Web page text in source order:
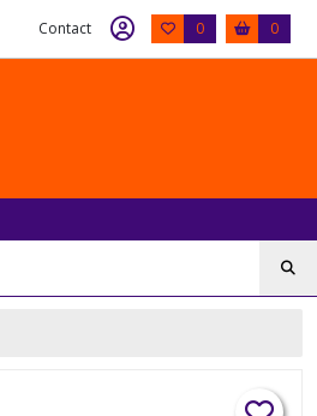
Contact 0 0